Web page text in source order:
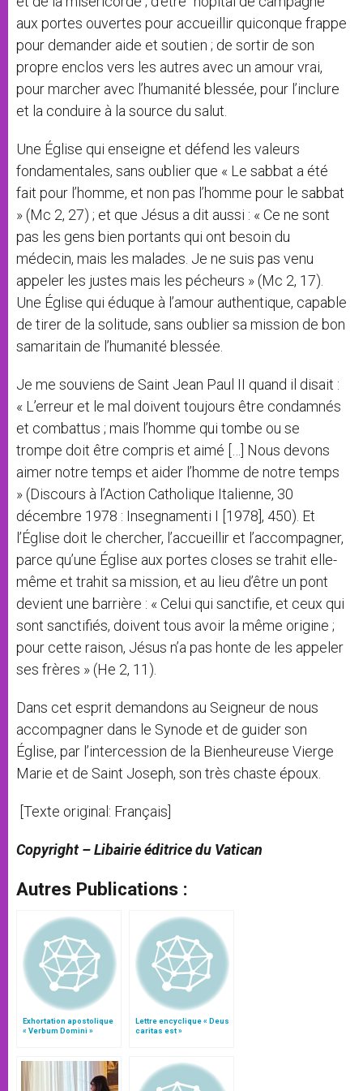
aux portes ouvertes pour accueillir quiconque frappe
pour demander aide et soutien ; de sortir de son
propre enclos vers les autres avec un amour vrai,
pour marcher avec l’humanité blessée, pour l’inclure
et la conduire à la source du salut.
Une Église qui enseigne et défend les valeurs
fondamentales, sans oublier que « Le sabbat a été
fait pour l’homme, et non pas l’homme pour le sabbat
» (Mc 2, 27) ; et que Jésus a dit aussi : « Ce ne sont
pas les gens bien portants qui ont besoin du
médecin, mais les malades. Je ne suis pas venu
appeler les justes mais les pécheurs » (Mc 2, 17).
Une Église qui éduque à l’amour authentique, capable
de tirer de la solitude, sans oublier sa mission de bon
samaritain de l’humanité blessée.
Je me souviens de Saint Jean Paul II quand il disait :
« L’erreur et le mal doivent toujours être condamnés
et combattus ; mais l’homme qui tombe ou se
trompe doit être compris et aimé […] Nous devons
aimer notre temps et aider l’homme de notre temps
» (Discours à l’Action Catholique Italienne, 30
décembre 1978 : Insegnamenti I [1978], 450). Et
l’Église doit le chercher, l’accueillir et l’accompagner,
parce qu’une Église aux portes closes se trahit elle-
même et trahit sa mission, et au lieu d’être un pont
devient une barrière : « Celui qui sanctifie, et ceux qui
sont sanctifiés, doivent tous avoir la même origine ;
pour cette raison, Jésus n’a pas honte de les appeler
ses frères » (He 2, 11).
Dans cet esprit demandons au Seigneur de nous
accompagner dans le Synode et de guider son
Église, par l’intercession de la Bienheureuse Vierge
Marie et de Saint Joseph, son très chaste époux.
[Texte original: Français]
Copyright – Libairie éditrice du Vatican
Autres Publications :
Exhortation apostolique
« Verbum Domini »
Lettre encyclique « Deus
caritas est »